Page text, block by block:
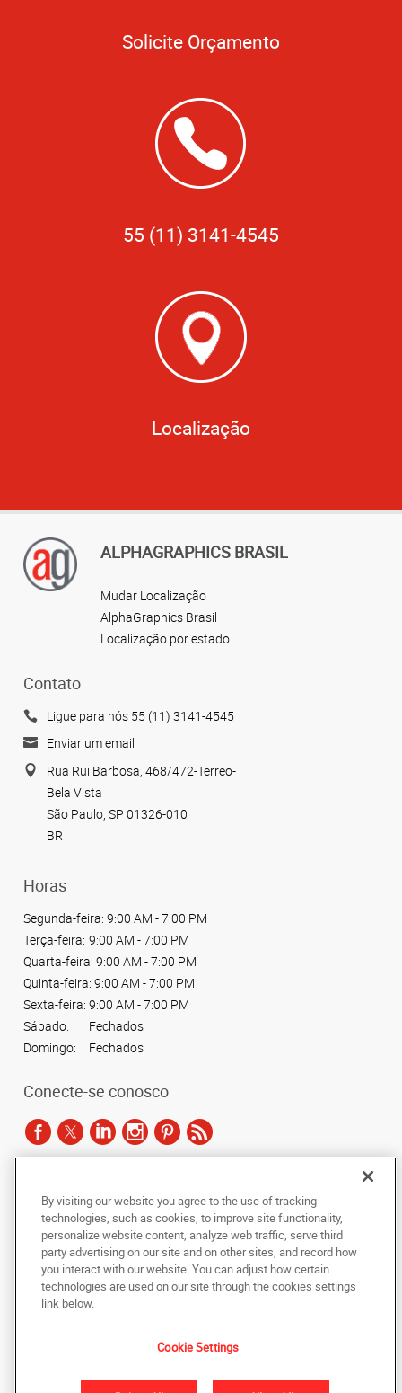
Solicite Orçamento
55 (11) 3141-4545
Localização
ALPHAGRAPHICS BRASIL
Mudar Localização
AlphaGraphics Brasil
Localização por estado
Contato
Ligue para nós 55 (11) 3141-4545
Enviar um email
Rua Rui Barbosa, 468/472-Terreo-
Bela Vista
São Paulo, SP 01326-010
BR
Horas
Segunda-feira: 9:00 AM - 7:00 PM
Terça-feira: 9:00 AM - 7:00 PM
Quarta-feira: 9:00 AM - 7:00 PM
Quinta-feira: 9:00 AM - 7:00 PM
Sexta-feira: 9:00 AM - 7:00 PM
Sábado:
Fechados
Domingo:
Fechados
Conecte-se conosco
Copyright © 2024 AlphaGraphics Printshops do Brasil. Todos os direitos
reservados.
Rua Rui Barbosa, 468/472-Terreo-, Bela Vista
De volta ao topo
copiada, fotocopiada, reproduzida, traduzida ou reduzida a qualquer meio
eletrônico ou forma legível por máquina, no todo ou em parte, sem o
consentimento prévio por escrito da AlphaGraphics Brasil.
By visiting our website you agree to the use of tracking
technologies, such as cookies, to improve site functionality,
personalize website content, analyze web traffic, serve third
party advertising on our site and on other sites, and record how
you interact with our website. You can adjust how certain
technologies are used on our site through the cookies settings
link below.
Cookie Settings